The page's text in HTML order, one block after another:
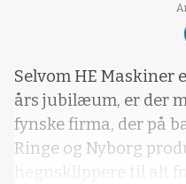
Selvom HE Maskiner
års jubilæum, er der
fynske firma, der på
Ringe og Nyborg
hegnsklippere til alt